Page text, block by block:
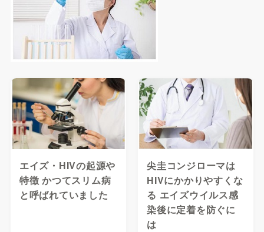
エイズ・HIVの起源や
特徴 かつてスリム病
と呼ばれていました
尖圭コンジローマは
HIVにかかりやすくな
る エイズウイルス感
染後に定着を防ぐに
は